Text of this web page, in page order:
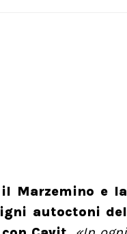
Marzemino e la
autoctoni del